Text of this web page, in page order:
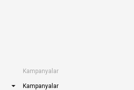
Kampanyalar
Kampanyalar